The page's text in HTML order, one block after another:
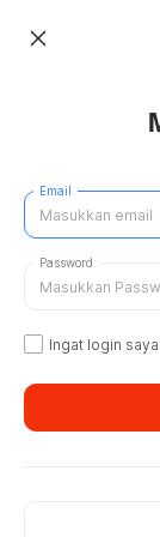
close
Email
Password
Ingat login saya